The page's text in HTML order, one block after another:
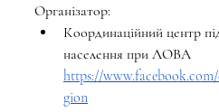
Організатор:
Координаційний центр
населення при ЛОВА
https://
gion